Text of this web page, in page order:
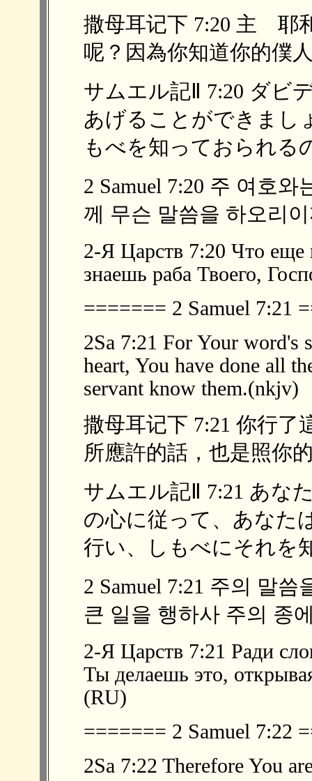
撒母耳记下 7:20 主 耶
呢？因為你知道你的僕
サムエル記Ⅱ 7:20 ダビ
あげることができまし
もべを知っておられる
2 Samuel 7:20 주 여호
께 무슨 말씀을 하오리
2-Я Царств 7:20 Что еще
знаешь раба Твоего,
======= 2 Samuel 7:21
2Sa 7:21 For Your word's
heart, You have done all
servant know them.(nkjv)
撒母耳记下 7:21 你行了
所應許的話，也是照你
サムエル記Ⅱ 7:21 あな
の心に従って、あなた
行い、しもべにそれを
2 Samuel 7:21 주의 말
큰 일을 행하사 주의 종
2-Я Царств 7:21 Ради
Ты делаешь это,
(RU)
======= 2 Samuel 7:22
2Sa 7:22 Therefore You